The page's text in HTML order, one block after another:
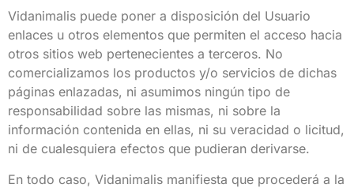
Vidanimalis puede poner a disposición del Usuario
enlaces u otros elementos que permiten el acceso hacia
otros sitios web pertenecientes a terceros. No
comercializamos los productos y/o servicios de dichas
páginas enlazadas, ni asumimos ningún tipo de
responsabilidad sobre las mismas, ni sobre la
información contenida en ellas, ni su veracidad o licitud,
ni de cualesquiera efectos que pudieran derivarse.
En todo caso, Vidanimalis manifiesta que procederá a la